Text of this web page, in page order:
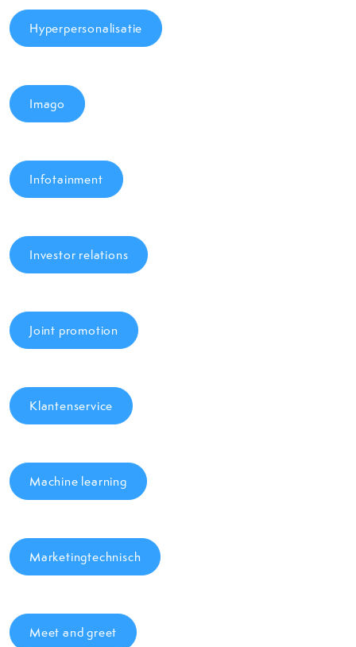
Hyperpersonalisatie
Imago
Infotainment
Investor relations
Joint promotion
Klantenservice
Machine learning
Marketingtechnisch
Meet and greet